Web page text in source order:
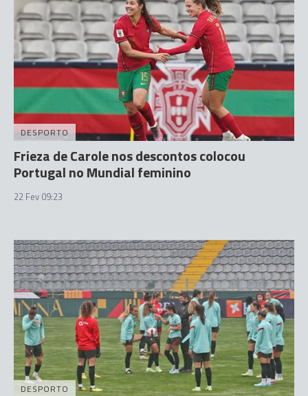
DESPORTO
Frieza de Carole nos descontos colocou
Portugal no Mundial feminino
22 Fev 09:23
DESPORTO